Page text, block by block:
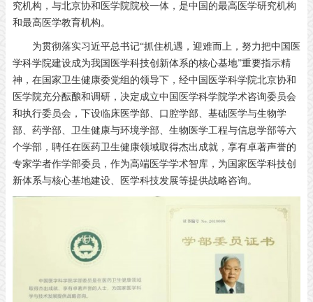
究机构，与北京协和医学院院校一体，是中国的最高医学研究机构
和最高医学教育机构。
为贯彻落实习近平总书记“抓住机遇，迎难而上，努力把中国医
学科学院建设成为我国医学科技创新体系的核心基地”重要指示精
神，在国家卫生健康委党组的领导下，经中国医学科学院北京协和
医学院充分酝酿和调研，决定成立中国医学科学院学术咨询委员会
和执行委员会，下设临床医学部、口腔学部、基础医学与生物学
部、药学部、卫生健康与环境学部、生物医学工程与信息学部等六
个学部，聘任在医药卫生健康领域取得杰出成就，享有卓著声誉的
专家学者作学部委员，作为高端医学学术智库，为国家医学科技创
新体系与核心基地建设、医学科技发展等提供战略咨询。